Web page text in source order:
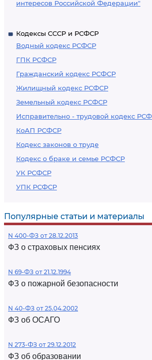
интересов Российской Федерации"
Кодексы СССР и РСФСР
Водный кодекс РСФСР
ГПК РСФСР
Гражданский кодекс РСФСР
Жилищный кодекс РСФСР
Земельный кодекс РСФСР
Исправительно - трудовой кодекс
КоАП РСФСР
Кодекс законов о труде
Кодекс о браке и семье РСФСР
УК РСФСР
УПК РСФСР
Популярные статьи и материалы
N 400-ФЗ от 28.12.2013
ФЗ о страховых пенсиях
N 69-ФЗ от 21.12.1994
ФЗ о пожарной безопасности
N 40-ФЗ от 25.04.2002
ФЗ об ОСАГО
N 273-ФЗ от 29.12.2012
ФЗ об образовании